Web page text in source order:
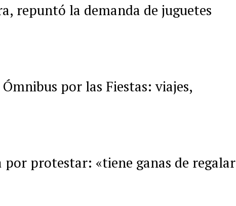
repuntó la demanda de juguetes
por las Fiestas: viajes,
por protestar: «tiene ganas de regalar